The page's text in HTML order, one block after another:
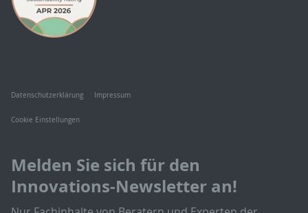
Datenschutzerklärung Impressum
Cookie Einstellungen
Melden Sie sich für den
Innovations-Newsletter an!